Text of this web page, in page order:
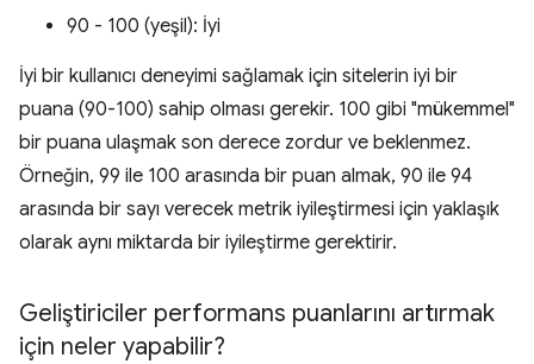
90 - 100 (yeşil): İyi
İyi bir kullanıcı deneyimi sağlamak için sitelerin iyi bir
puana (90-100) sahip olması gerekir. 100 gibi "mükemmel"
bir puana ulaşmak son derece zordur ve beklenmez.
Örneğin, 99 ile 100 arasında bir puan almak, 90 ile 94
arasında bir sayı verecek metrik iyileştirmesi için yaklaşık
olarak aynı miktarda bir iyileştirme gerektirir.
Geliştiriciler performans puanlarını artırmak
için neler yapabilir?